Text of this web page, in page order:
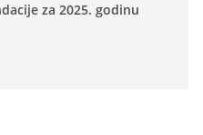
za 2025. godinu